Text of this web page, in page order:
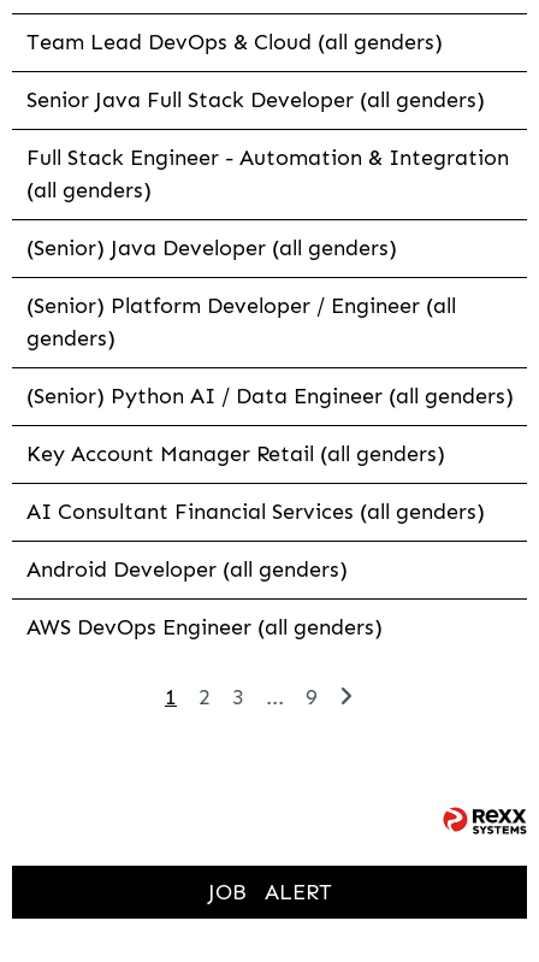
Team Lead DevOps & Cloud (all genders)
Senior Java Full Stack Developer (all genders)
Full Stack Engineer - Automation & Integration
(all genders)
(Senior) Java Developer (all genders)
(Senior) Platform Developer / Engineer (all
genders)
(Senior) Python AI / Data Engineer (all genders)
Key Account Manager Retail (all genders)
AI Consultant Financial Services (all genders)
Android Developer (all genders)
AWS DevOps Engineer (all genders)
1 2 3 ... 9
JOB ALERT